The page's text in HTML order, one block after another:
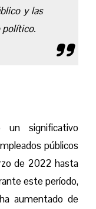
y las
político.
un significativo
públicos
de 2022 hasta
este período,
aumentado de